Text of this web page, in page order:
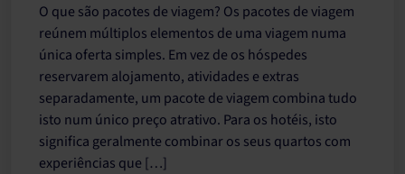
O que são pacotes de viagem? Os pacotes de viagem
reúnem múltiplos elementos de uma viagem numa
única oferta simples. Em vez de os hóspedes
reservarem alojamento, atividades e extras
separadamente, um pacote de viagem combina tudo
isto num único preço atrativo. Para os hotéis, isto
significa geralmente combinar os seus quartos com
experiências que […]